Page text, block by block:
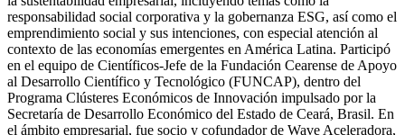
responsabilidad social corporativa y la gobernanza ESG, así como el
emprendimiento social y sus intenciones, con especial atención al
contexto de las economías emergentes en América Latina. Participó
en el equipo de Científicos-Jefe de la Fundación Cearense de Apoyo
al Desarrollo Científico y Tecnológico (FUNCAP), dentro del
Programa Clústeres Económicos de Innovación impulsado por la
Secretaría de Desarrollo Económico del Estado de Ceará, Brasil. En
el ámbito empresarial, fue socio y cofundador de Wave Aceleradora,